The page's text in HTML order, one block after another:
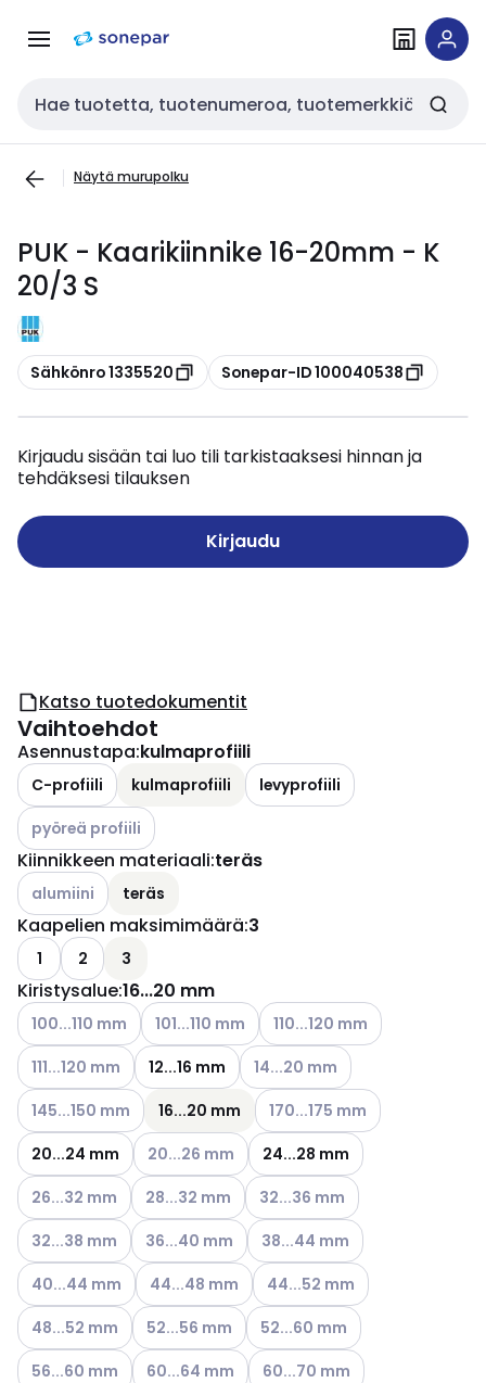
navigointiinsisältöön
Haku
Näytä murupolku
PUK - Kaarikiinnike 16-20mm - K
20/3 S
Kopioi
Sähkönro 1335520 Kopioi
Sonepar-ID 100040538
Kirjaudu sisään tai luo tili tarkistaaksesi hinnan ja
tehdäksesi tilauksen
Kirjaudu
Katso tuotedokumentit
Vaihtoehdot
Asennustapa:kulmaprofiili
C-profiili kulmaprofiili
levyprofiili
Katso käytettävissä olevat vaihtoehdot
pyöreä profiili
Kiinnikkeen materiaali:teräs
Katso käytettävissä olevat vaihtoehdot
alumiini teräs
Kaapelien maksimimäärä:3
1 2 3
Kiristysalue:16...20 mm
Katso käytettävissä olevat vaihtoehdot
100...110 mm Katso käytettävissä olevat vaihtoehdot
101...110 mm Katso käytettävissä olevat
110...120 mm
Katso käytettävissä olevat vaihtoehdot
111...120 mm 12...16 mm Katso käytettävissä olevat
14...20 mm
Katso käytettävissä olevat vaihtoehdot
145...150 mm 16...20 mm Katso käytettävissä olevat
170...175 mm
20...24 mm
Katso käytettävissä olevat vaihtoehdot
20...26 mm
24...28 mm
Katso käytettävissä olevat vaihtoehdot
26...32 mm Katso käytettävissä olevat vaihtoehdot
28...32 mm Katso käytettävissä olevat
32...36 mm
Katso käytettävissä olevat vaihtoehdot
32...38 mm Katso käytettävissä olevat vaihtoehdot
36...40 mm Katso käytettävissä olevat
38...44 mm
Katso käytettävissä olevat vaihtoehdot
40...44 mm Katso käytettävissä olevat vaihtoehdot
44...48 mm Katso käytettävissä olevat
44...52 mm
Katso käytettävissä olevat vaihtoehdot
48...52 mm Katso käytettävissä olevat vaihtoehdot
52...56 mm Katso käytettävissä olevat
52...60 mm
Katso käytettävissä olevat vaihtoehdot
56...60 mm Katso käytettävissä olevat vaihtoehdot
60...64 mm Katso käytettävissä olevat
60...70 mm